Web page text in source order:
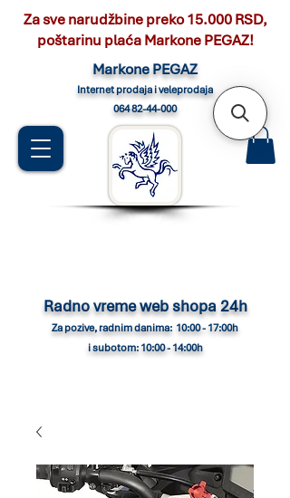
Markone PEGAZ
Internet prodaja i veleprodaja
064 82-44-000
Radno vreme web shopa 24h
Za pozive, radnim danima: 10:00 - 17:00h
i subotom: 10:00 - 14:00h
Za sve narudžbine preko 15.000 RSD,
poštarinu plaća Markone PEGAZ!